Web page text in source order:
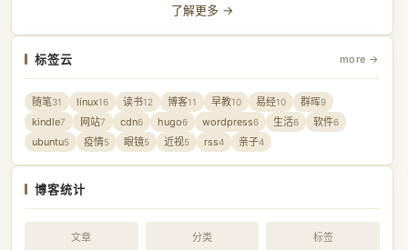
了解更多 →
标签云 more →
随笔31 linux16 读书12 博客11 早教10 易经10 群晖9
kindle7 网站7 cdn6 hugo6 wordpress6 生活6 软件6
ubuntu5 疫情5 眼镜5 近视5 rss4 亲子4
博客统计
文章 分类 标签